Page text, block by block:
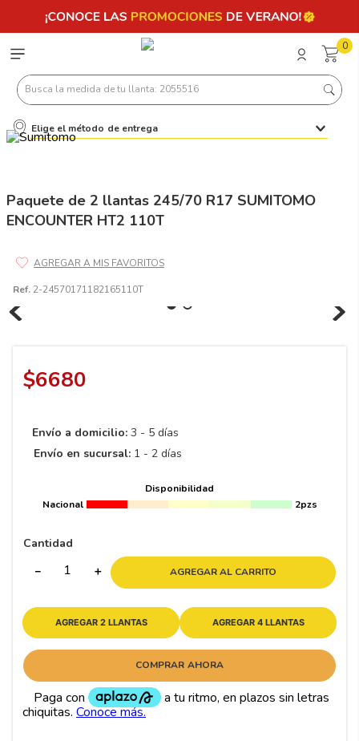
0
Busca la medida de tu llanta: 2055516
Elige el método de entrega
Paquete de 2 llantas 245/70 R17 SUMITOMO
ENCOUNTER HT2 110T
Ref. 2-24570171182165110T
$6680
Envío a domicilio: 3 - 5 días
Envío en sucursal: 1 - 2 días
Disponibilidad
Nacional
2pzs
Cantidad
＋
－ AGREGAR AL CARRITO
AGREGAR 2 LLANTAS AGREGAR 4 LLANTAS
COMPRAR AHORA
Términos más buscados
2
6 185